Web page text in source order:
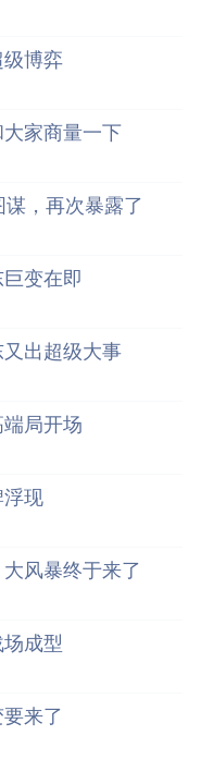
博弈
家商量一下
，再次暴露了
变在即
出超级大事
局开场
浮现
风暴终于来了
成型
来了